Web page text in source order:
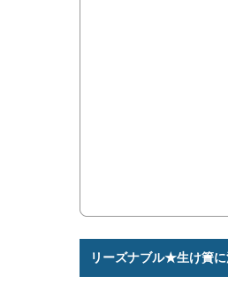
リーズナブル★生け簀